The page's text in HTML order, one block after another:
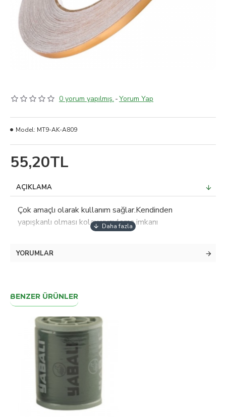
0 yorum yapılmış. -Yorum Yap
55,20TL
Model: MT9-AK-A809
AÇIKLAMA
Çok amaçlı olarak kullanım sağlar.Kendinden
yapışkanlı olması kolay uygulama imkanı
sağlamaktadır.Duvarlar ve karo zeminler için
için uygundur.Paket İçeriği: 1 x 0.5 cm 50 Metre Gold
YORUMLAR
BENZER ÜRÜNLER